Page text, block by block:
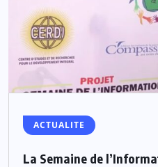
ACTUALITE
La Semaine de